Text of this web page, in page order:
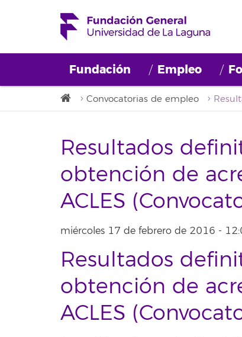
Fundación Empleo
Convocatorias de empleo
Resultados
obtención de
ACLES
miércoles 17 de febrero de 2016 -
Resultados
obtención de
ACLES